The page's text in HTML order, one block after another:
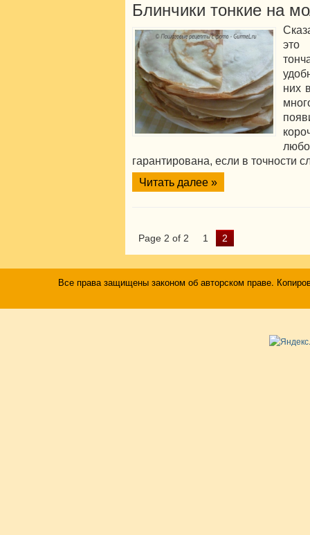
Блинчики тонкие на
это
них
гарантирована, если в точности
Читать далее »
Page 2 of 2 1 2
Все права защищены законом об авторском праве.